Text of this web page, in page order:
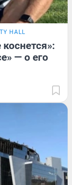
HALL
— о его